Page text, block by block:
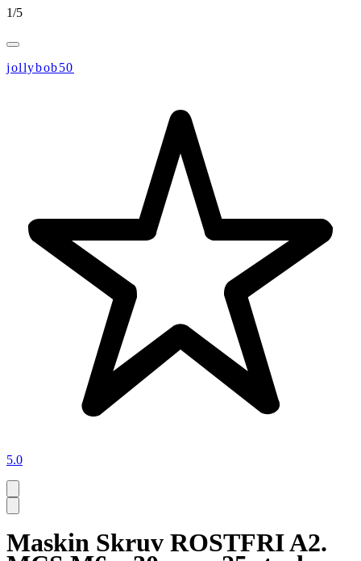
1/5
jollybob50
5.0
Maskin Skruv ROSTFRI A2.